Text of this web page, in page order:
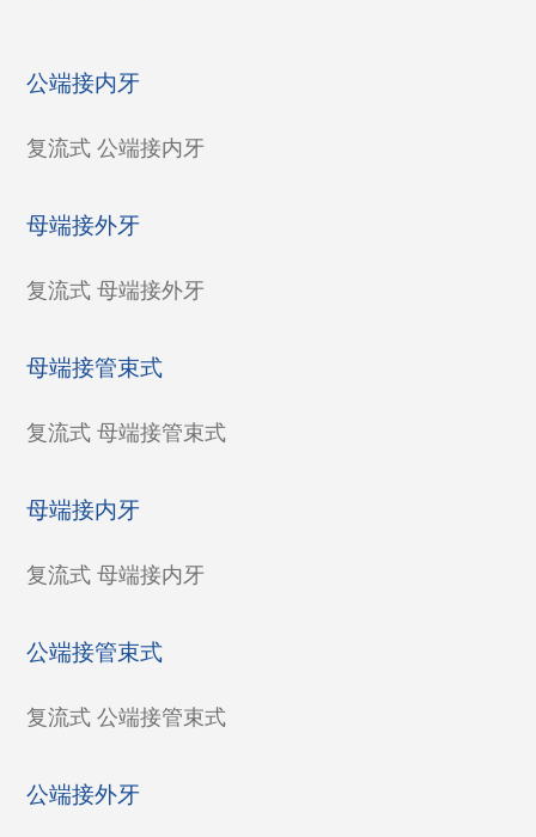
公端接内牙
复流式 公端接内牙
母端接外牙
复流式 母端接外牙
母端接管束式
复流式 母端接管束式
母端接内牙
复流式 母端接内牙
公端接管束式
复流式 公端接管束式
公端接外牙